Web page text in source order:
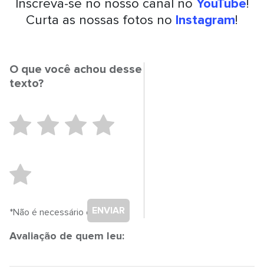
Inscreva-se no nosso canal no YouTube!
Curta as nossas fotos no Instagram!
O que você achou desse
texto?
ENVIAR
*Não é necessário cadastro.
Avaliação de quem leu: